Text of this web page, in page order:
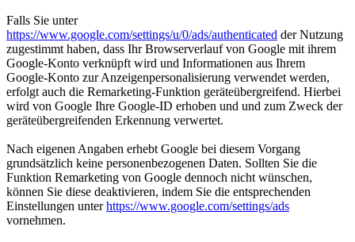
Falls Sie unter
https://www.google.com/settings/u/0/ads/authenticated der Nutzung
zugestimmt haben, dass Ihr Browserverlauf von Google mit ihrem
Google-Konto verknüpft wird und Informationen aus Ihrem
Google-Konto zur Anzeigenpersonalisierung verwendet werden,
erfolgt auch die Remarketing-Funktion geräteübergreifend. Hierbei
wird von Google Ihre Google-ID erhoben und und zum Zweck der
geräteübergreifenden Erkennung verwertet.
Nach eigenen Angaben erhebt Google bei diesem Vorgang
grundsätzlich keine personenbezogenen Daten. Sollten Sie die
Funktion Remarketing von Google dennoch nicht wünschen,
können Sie diese deaktivieren, indem Sie die entsprechenden
Einstellungen unterhttps://www.google.com/settings/ads
vornehmen.